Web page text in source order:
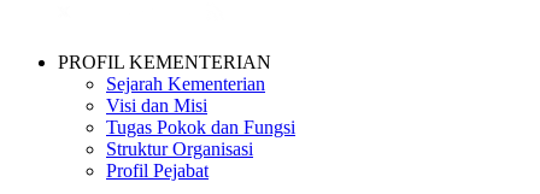
PROFIL KEMENTERIAN
Sejarah Kementerian
Visi dan Misi
Tugas Pokok dan Fungsi
Struktur Organisasi
Profil Pejabat